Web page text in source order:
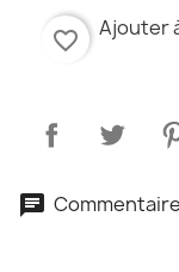
favorite_border Ajouter